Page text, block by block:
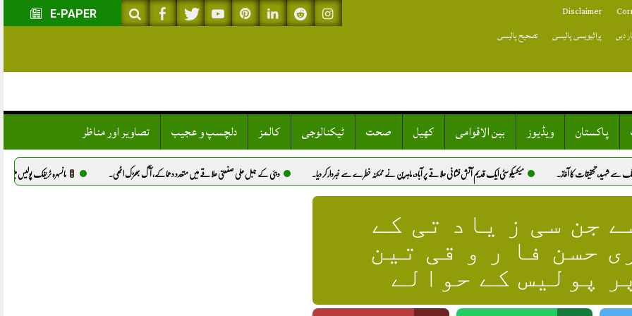
E-PAPER
Disclaimer
دیں پرائیویسی پالیسی
تصحیح پالیسی
پاکستان ویڈیوز بین الاقوامی کھیل صحت ٹیکنالوجی کالمز دلچسپ و عجیب تصاویر اور مناظر
آغاز. میکسیکو سٹی ایک قدیم آتش فشانی علاقے پر آباد، ماہرین نے ممکنہ خطرے سے خبردار کر دیا. دبئی کے جبل علی صنعتی علاقے میں متعدد دھماکے، آگ بھڑک اٹھی. مانسہرہ ٹریفک پولیس میں بڑے پیمانے پر تبادلے، 51 اہلکار تبدیل کرنے کے احکامات جاری.
جن سی ز یاد تی کے
حسن فا ر و قی تین
پولیس کے حوالے